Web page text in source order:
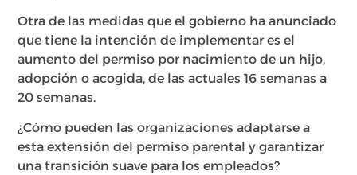
Otra de las medidas que el gobierno ha anunciado
que tiene la intención de implementar es el
aumento del permiso por nacimiento de un hijo,
adopción o acogida, de las actuales 16 semanas a
20 semanas.
¿Cómo pueden las organizaciones adaptarse a
esta extensión del permiso parental y garantizar
una transición suave para los empleados?